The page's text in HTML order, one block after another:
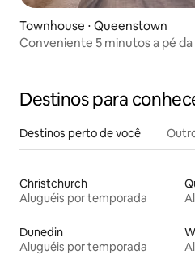
Townhouse ⋅ Queenstown
Conveniente 5 minutos a pé da
Destinos para
Destinos perto de você
Christchurch
Aluguéis por temporada
Dunedin
Aluguéis por temporada